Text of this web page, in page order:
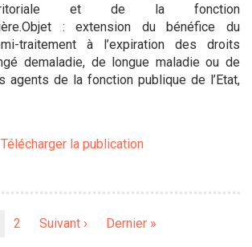
et de la fonction
: extension du bénéfice du
traitement à l’expiration des droits
demaladie, de longue maladie ou de
agents de la fonction publique de l’Etat,
Télécharger la publication
Page
2
Page
Suivant ›
Dernière
Dernier »